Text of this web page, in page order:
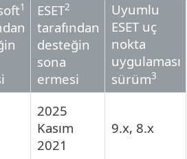
1 ESET2
tarafından
desteğin
sona
ermesi
Uyumlu
ESET uç
nokta
uygulaması
sürüm3
2025
Kasım
2021
9.x, 8.x